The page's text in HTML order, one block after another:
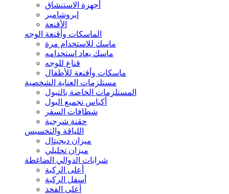
أجهزة الاستنشاق
إيروشامبر
الأقنعة
الماسكات وأقنعة الوجه
ماسك للاستخدام مرة
ماسك يعاد استخدامه
قناع للوجه
ماسكات وأقنعة للأطفال
مستلزمات العناية الشخصية
المستلزمات الخاصة بالتبول
أكياس تجميع البول
شطافات السفر
حقنة شرجية
اللياقة والتخسيس
ميزان ديجيتال
ميزان تحليلي
شرابات الدوالي الضاغطة
أعلى الركبة
أسفل الركبة
أعلى الفخذ